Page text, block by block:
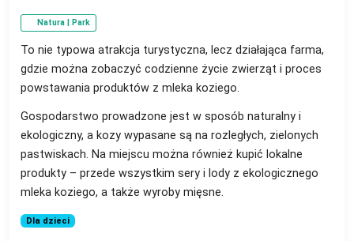
Natura | Park
To nie typowa atrakcja turystyczna, lecz działająca farma,
gdzie można zobaczyć codzienne życie zwierząt i proces
powstawania produktów z mleka koziego.
Gospodarstwo prowadzone jest w sposób naturalny i
ekologiczny, a kozy wypasane są na rozległych, zielonych
pastwiskach. Na miejscu można również kupić lokalne
produkty – przede wszystkim sery i lody z ekologicznego
mleka koziego, a także wyroby mięsne.
Dla dzieci